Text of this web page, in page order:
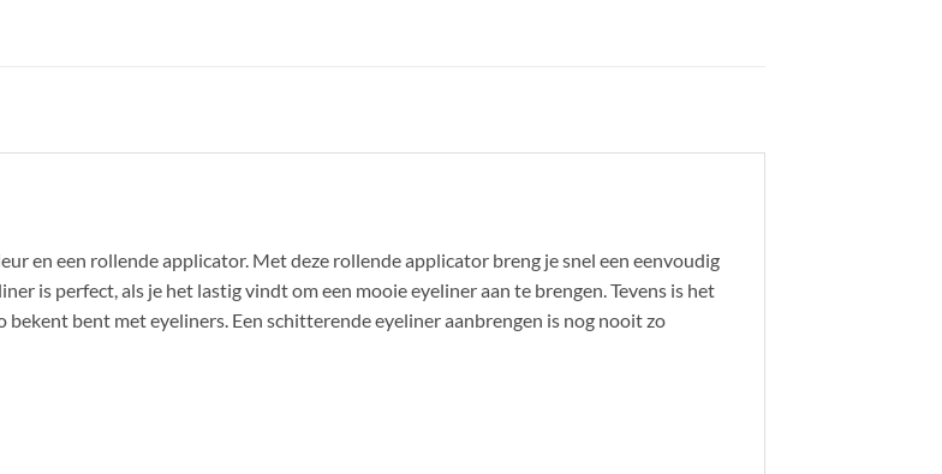
en een rollende applicator. Met deze rollende applicator breng je snel een eenvoudig
is perfect, als je het lastig vindt om een mooie eyeliner aan te brengen. Tevens is het
bent met eyeliners. Een schitterende eyeliner aanbrengen is nog nooit zo